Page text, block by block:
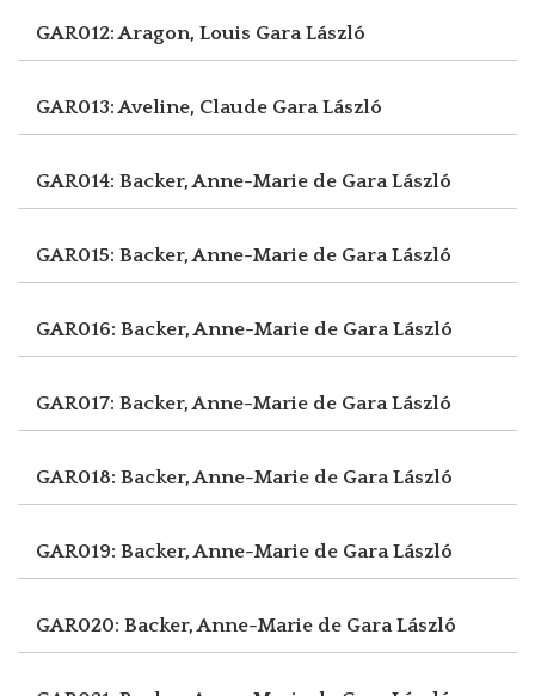
GAR012: Aragon, Louis Gara László
GAR013: Aveline, Claude Gara László
GAR014: Backer, Anne-Marie de Gara László
GAR015: Backer, Anne-Marie de Gara László
GAR016: Backer, Anne-Marie de Gara László
GAR017: Backer, Anne-Marie de Gara László
GAR018: Backer, Anne-Marie de Gara László
GAR019: Backer, Anne-Marie de Gara László
GAR020: Backer, Anne-Marie de Gara László